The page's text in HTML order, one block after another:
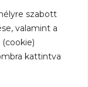
szabott
valamint a
kattintva